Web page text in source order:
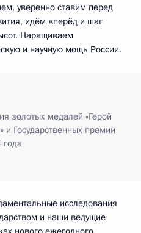
уверенно ставим перед
идём вперёд и шаг
Наращиваем
и научную мощь России.
золотых медалей «Герой
и Государственных премий
исследования
и наши ведущие